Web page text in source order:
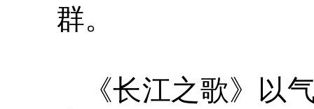
群。
《长江之歌》以